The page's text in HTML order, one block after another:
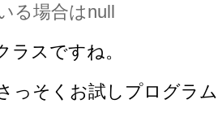
る場合はnull
ラスですね。
っそくお試しプログラ